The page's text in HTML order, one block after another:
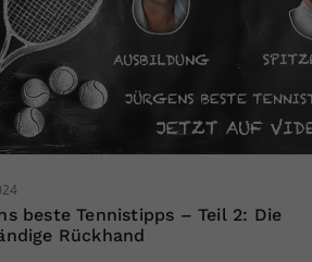
beste Tennistipps – Teil 2: Die
Rückhand